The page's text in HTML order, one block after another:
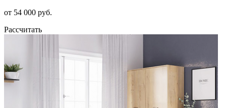
от 54 000 руб.
Рассчитать